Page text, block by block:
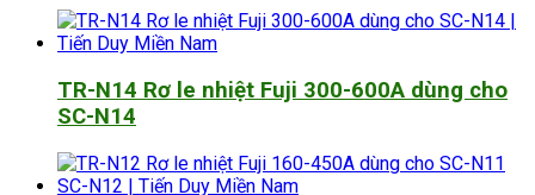
TR-N14 Rơ le nhiệt Fuji 300-600A dùng cho
SC-N14